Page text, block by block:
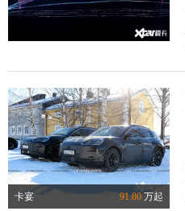
卡宴 91.80万起